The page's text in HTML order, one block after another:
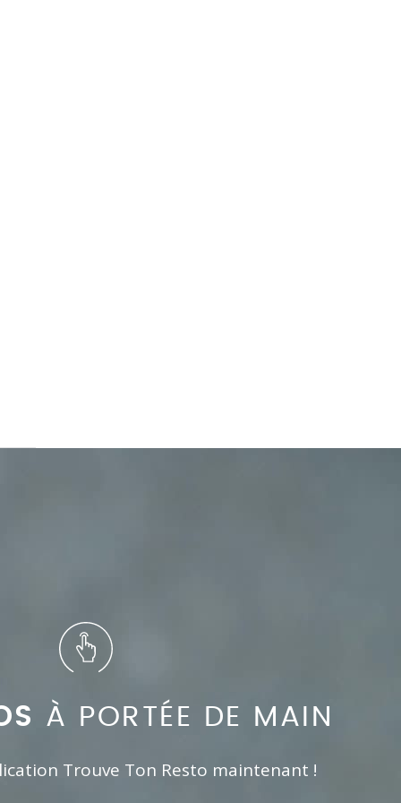
À PORTÉE DE MAIN
Trouve Ton Resto maintenant !